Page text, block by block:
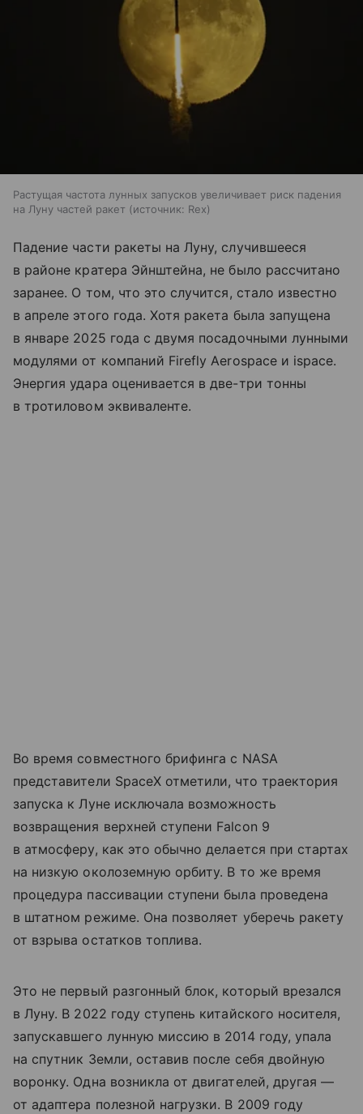
Растущая частота лунных запусков увеличивает риск падения
на Луну частей ракет
источник: Rex
Падение части ракеты на Луну, случившееся
в районе кратера Эйнштейна, не было рассчитано
заранее. О том, что это случится, стало известно
в апреле этого года. Хотя ракета была запущена
в январе 2025 года с двумя посадочными лунными
модулями от компаний Firefly Aerospace и ispace.
Энергия удара оценивается в две-три тонны
в тротиловом эквиваленте.
Во время совместного брифинга с NASA
представители SpaceX отметили, что траектория
запуска к Луне исключала возможность
возвращения верхней ступени Falcon 9
в атмосферу, как это обычно делается при стартах
на низкую околоземную орбиту. В то же время
процедура пассивации ступени была проведена
в штатном режиме. Она позволяет уберечь ракету
от взрыва остатков топлива.
Это не первый разгонный блок, который врезался
в Луну. В 2022 году ступень китайского носителя,
запускавшего лунную миссию в 2014 году, упала
на спутник Земли, оставив после себя двойную
воронку. Одна возникла от двигателей, другая —
от адаптера полезной нагрузки. В 2009 году